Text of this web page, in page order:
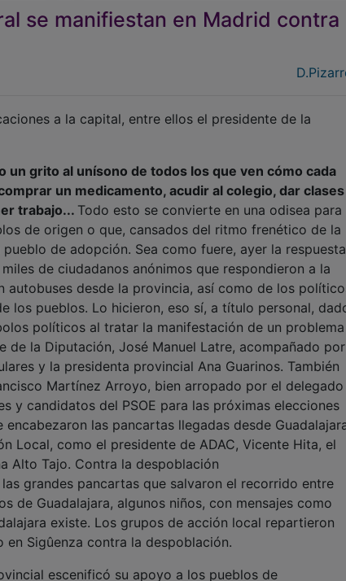
D.Pizarro
a la capital, entre ellos el presidente de la
un medicamento, acudir al colegio, dar clases
trabajo...
de origen o que, cansados del ritmo frenético de la
de adopción. Sea como fuere, ayer la respuesta
de ciudadanos anónimos que respondieron a la
desde la provincia, así como de los políticos
los pueblos. Lo hicieron, eso sí, a título personal, dado
políticos al tratar la manifestación de un problema
la Diputación, José Manuel Latre, acompañado por
y la presidenta provincial Ana Guarinos. También
Martínez Arroyo, bien arropado por el delegado
y candidatos del PSOE para las próximas elecciones
las pancartas llegadas desde Guadalajara
Local, como el presidente de ADAC, Vicente Hita, el
Alto Tajo. Contra la despoblación
grandes pancartas que salvaron el recorrido entre
de Guadalajara, algunos niños, con mensajes como
existe. Los grupos de acción local repartieron
Sigûenza contra la despoblación.
escenificó su apoyo a los pueblos de
cuentan con menos recursos y que se están
de que la Diputación se constituye en
en esta causa que compete a todos, y no solo a las